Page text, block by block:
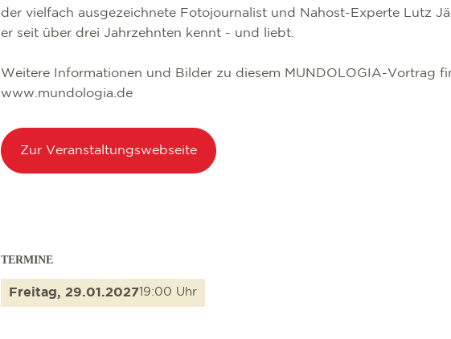
der vielfach ausgezeichnete Fotojournalist und Nahost-Experte Lutz
er seit über drei Jahrzehnten kennt - und liebt.
Weitere Informationen und Bilder zu diesem MUNDOLOGIA-Vortrag
www.mundologia.de
Zur Veranstaltungswebseite
TERMINE
Freitag, 29.01.202719:00 Uhr